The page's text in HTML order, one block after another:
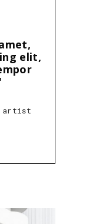
elit,
artist